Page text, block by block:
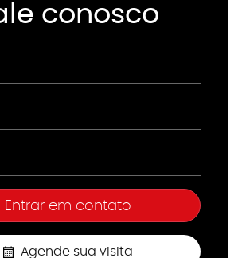
conosco
Agende sua visita